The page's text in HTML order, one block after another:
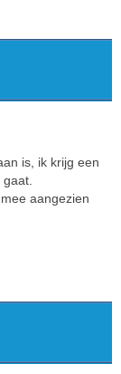
is, ik krijg een
aangezien